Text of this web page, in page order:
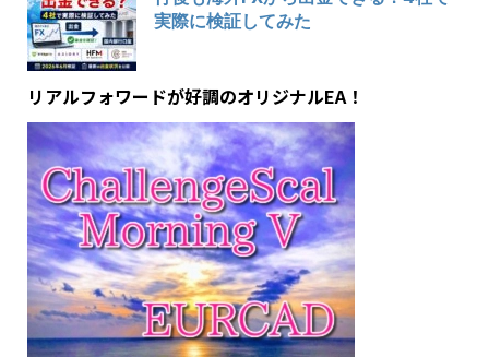
実際に検証してみた
リアルフォワードが好調のオリジナルEA！